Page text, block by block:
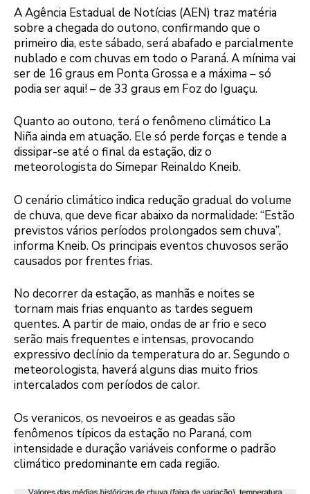
A Agência Estadual de Notícias (AEN) traz matéria
sobre a chegada do outono, confirmando que o
primeiro dia, este sábado, será abafado e parcialmente
nublado e com chuvas em todo o Paraná. A mínima vai
ser de 16 graus em Ponta Grossa e a máxima – só
podia ser aqui! – de 33 graus em Foz do Iguaçu.
Quanto ao outono, terá o fenômeno climático La
Niña ainda em atuação. Ele só perde forças e tende a
dissipar-se até o final da estação, diz o
meteorologista do Simepar Reinaldo Kneib.
O cenário climático indica redução gradual do volume
de chuva, que deve ficar abaixo da normalidade: “Estão
previstos vários períodos prolongados sem chuva”,
informa Kneib. Os principais eventos chuvosos serão
causados por frentes frias.
No decorrer da estação, as manhãs e noites se
tornam mais frias enquanto as tardes seguem
quentes. A partir de maio, ondas de ar frio e seco
serão mais frequentes e intensas, provocando
expressivo declínio da temperatura do ar. Segundo o
meteorologista, haverá alguns dias muito frios
intercalados com períodos de calor.
Os veranicos, os nevoeiros e as geadas são
fenômenos típicos da estação no Paraná, com
intensidade e duração variáveis conforme o padrão
climático predominante em cada região.